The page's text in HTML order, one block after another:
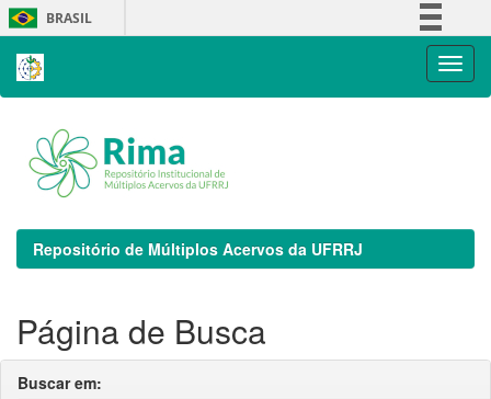
Skip
navigation
BRASIL
Repositório de Múltiplos Acervos da UFRRJ
Página de Busca
Buscar em: